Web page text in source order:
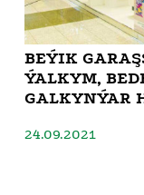
BEÝIK
ÝALKYM,
GALKYNÝAR
24.09.2021